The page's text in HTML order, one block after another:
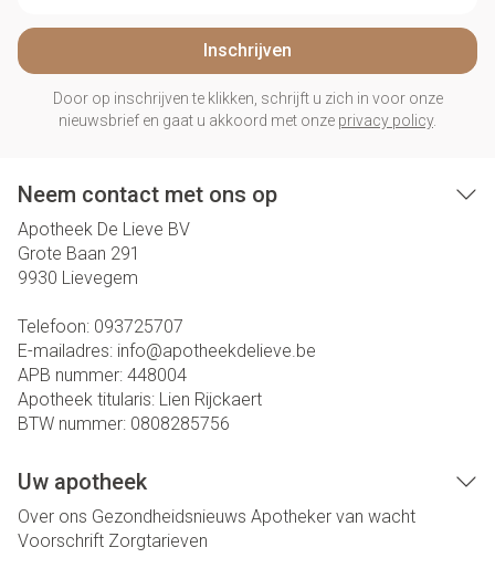
Inschrijven
Door op inschrijven te klikken, schrijft u zich in voor onze
nieuwsbrief en gaat u akkoord met onze privacy policy.
Neem contact met ons op
Apotheek De Lieve BV
Grote Baan 291
9930 Lievegem
Telefoon: 093725707
E-mailadres: info@apotheekdelieve.be
APB nummer: 448004
Apotheek titularis: Lien Rijckaert
BTW nummer: 0808285756
Uw apotheek
Over ons Gezondheidsnieuws Apotheker van wacht
Voorschrift Zorgtarieven